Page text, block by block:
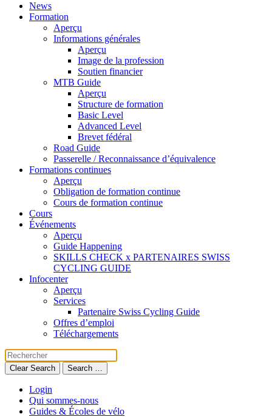
News
Formation
Aperçu
Informations générales
Aperçu
Image de la profession
Soutien financier
MTB Guide
Aperçu
Structure de formation
Basic Level
Advanced Level
Brevet fédéral
Road Guide
Passerelle / Reconnaissance d’équivalence
Formations continues
Aperçu
Obligation de formation continue
Cours de formation continue
Cours
Événements
Aperçu
Guide Happening
SKILLS CHECK x PARTENAIRES SWISS
CYCLING GUIDE
Infocenter
Aperçu
Services
Partenaire Swiss Cycling Guide
Offres d’emploi
Téléchargements
Clear Search Search …
Login
Qui sommes-nous
Guides & Écoles de vélo